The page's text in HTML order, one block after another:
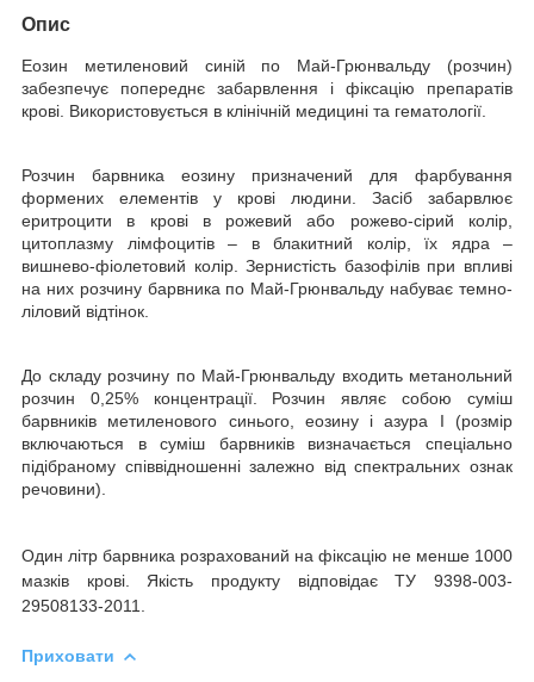
Опис
Еозин метиленовий синій по Май-Грюнвальду (розчин)
забезпечує попереднє забарвлення і фіксацію препаратів
крові. Використовується в клінічній медицині та гематології
Розчин барвника еозину призначений для фарбування
формених елементів у крові людини. Засіб забарвлює
еритроцити в крові в рожевий або рожево-сірий колір,
цитоплазму лімфоцитів – в блакитний колір, їх ядра –
вишнево-фіолетовий колір. Зернистість базофілів при впливі
на них розчину барвника по Май-Грюнвальду набуває темно-
ліловий відтінок.
До складу розчину по Май-Грюнвальду входить метанольний
розчин 0,25% концентрації. Розчин являє собою суміш
барвників метиленового синього, еозину і азура I (розмір
включаються в суміш барвників визначається спеціально
підібраному співвідношенні залежно від спектральних ознак
речовини).
Один літр барвника розрахований на фіксацію не менше 1000
мазків крові. Якість продукту відповідає ТУ 9398-003-
29508133-2011.
Приховати